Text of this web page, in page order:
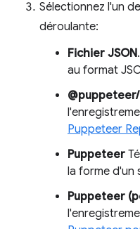
Sélectionnez l'un
déroulante:
Fichier JSON
au format
Puppeteer
Puppeteer
la forme d'un
Puppeteer